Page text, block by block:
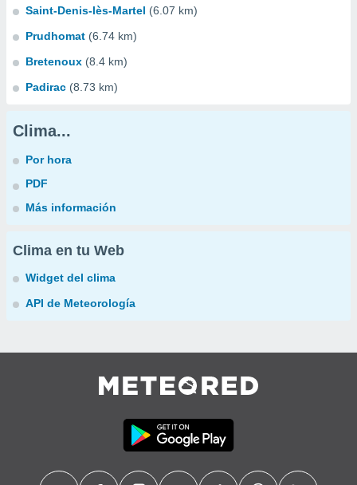
Saint-Denis-lès-Martel (6.07 km)
Prudhomat (6.74 km)
Bretenoux (8.4 km)
Padirac (8.73 km)
Clima...
Por hora
PDF
Más información
Clima en tu Web
Widget del clima
API de Meteorología